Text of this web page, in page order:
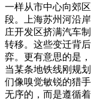
一样从市中心向郊
段。上海苏州河沿
庄开发区挤满汽车
转移。这些变迁背
弈。更有意思的是
当某条地铁线刚规
们像嗅觉敏锐的猎
无序的，而是遵循